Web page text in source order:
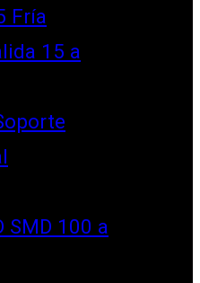
Fría
15 a
SMD 100 a